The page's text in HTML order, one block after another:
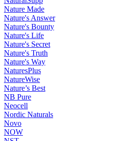
Nature Made
Nature's Answer
Nature's Bounty
Nature's Life
Nature's Secret
Nature's Truth
Nature's Way
NaturesPlus
NatureWise
Nature’s Best
NB Pure
Neocell
Nordic Naturals
Novo
NOW